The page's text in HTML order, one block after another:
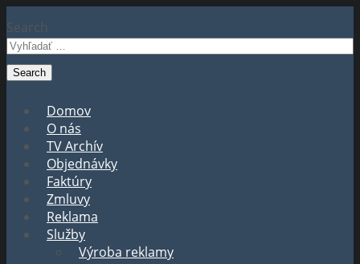
Search
Domov
O nás
TV Archív
Objednávky
Faktúry
Zmluvy
Reklama
Služby
Výroba reklamy